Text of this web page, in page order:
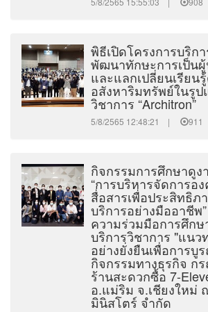
พิธีเปิดโครงการบริก
พัฒนาทักษะการเป็น
และแลกเปลี่ยนเรียน
อสังหาริมทรัพย์ในรูป
วิชาการ “Architron”
5/8/2565 12:48:21 | 911
กิจกรรมการศึกษาดูง
“การบริหารจัดการอ
สื่อสารเพื่อประสิทธิภ
บริการอย่างมืออาชีพ
ความร่วมมือการศึกษ
บริการวิชาการ "แน
อย่างยั่งยืนเพื่อการบู
กิจกรรมทางธุรกิจ ก
ร้านสะดวกซื้อ 7-
อ.แม่ริม จ.เชียงใหม่
มินิสโตร์ จำกัด